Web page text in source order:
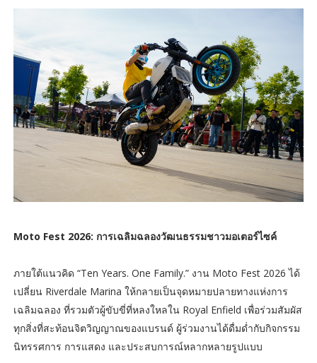
Moto Fest 2026: การเฉลิมฉลองวัฒนธรรมชาวมอเตอร์ไซค์
ภายใต้แนวคิด “Ten Years. One Family.” งาน Moto Fest 2026 ได้
เปลี่ยน Riverdale Marina ให้กลายเป็นจุดหมายปลายทางแห่งการ
เฉลิมฉลอง ที่รวมตัวผู้ขับขี่ที่หลงใหลใน Royal Enfield เพื่อร่วมสัมผัส
ทุกสิ่งที่สะท้อนจิตวิญญาณของแบรนด์ ผู้ร่วมงานได้ดื่มด่ำกับกิจกรรม
นิทรรศการ การแสดง และประสบการณ์หลากหลายรูปแบบ